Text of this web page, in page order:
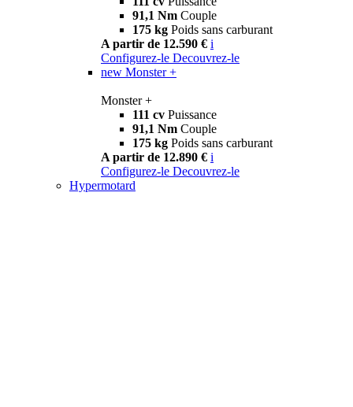
91,1 Nm Couple
175 kg Poids sans carburant
A partir de 12.590 € i
Configurez-le Decouvrez-le
new Monster +
Monster +
111 cv Puissance
91,1 Nm Couple
175 kg Poids sans carburant
A partir de 12.890 € i
Configurez-le Decouvrez-le
Hypermotard